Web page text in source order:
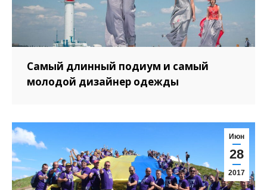
Самый длинный подиум и самый
молодой дизайнер одежды
Июн
28
2017